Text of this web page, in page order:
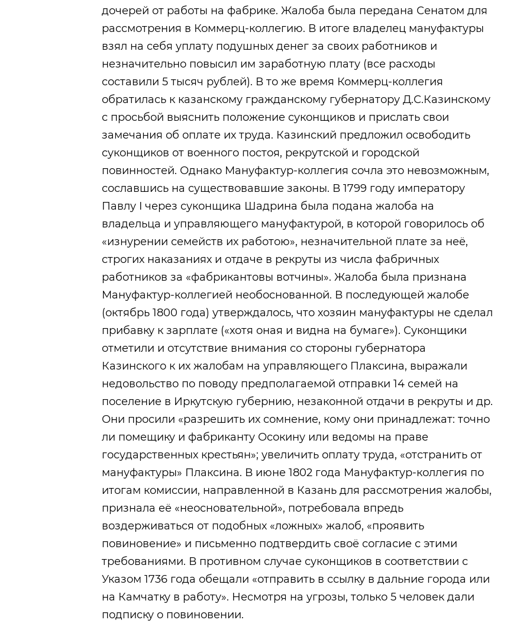
дочерей от работы на фабрике. Жалоба была передана Сенатом для
рассмотрения в Коммерц-коллегию. В итоге владелец мануфактуры
взял на себя уплату подушных денег за своих работников и
незначительно повысил им заработную плату (все расходы
составили 5 тысяч рублей). В то же время Коммерц-коллегия
обратилась к казанскому гражданскому губернатору Д.С.Казинскому
с просьбой выяснить положение суконщиков и прислать свои
замечания об оплате их труда. Казинский предложил освободить
суконщиков от военного постоя, рекрутской и городской
повинностей. Однако Мануфактур-коллегия сочла это невозможным,
сославшись на существовавшие законы. В 1799 году императору
Павлу I через суконщика Шадрина была подана жалоба на
владельца и управляющего мануфактурой, в которой говорилось об
«изнурении семейств их работою», незначительной плате за неё,
строгих наказаниях и отдаче в рекруты из числа фабричных
работников за «фабрикантовы вотчины». Жалоба была признана
Мануфактур-коллегией необоснованной. В последующей жалобе
(октябрь 1800 года) утверждалось, что хозяин мануфактуры не сделал
прибавку к зарплате («хотя оная и видна на бумаге»). Суконщики
отметили и отсутствие внимания со стороны губернатора
Казинского к их жалобам на управляющего Плаксина, выражали
недовольство по поводу предполагаемой отправки 14 семей на
поселение в Иркутскую губернию, незаконной отдачи в рекруты и др.
Они просили «разрешить их сомнение, кому они принадлежат: точно
ли помещику и фабриканту Осокину или ведомы на праве
государственных крестьян»; увеличить оплату труда, «отстранить от
мануфактуры» Плаксина. В июне 1802 года Мануфактур-коллегия по
итогам комиссии, направленной в Казань для рассмотрения жалобы,
признала её «неосновательной», потребовала впредь
воздерживаться от подобных «ложных» жалоб, «проявить
повиновение» и письменно подтвердить своё согласие с этими
требованиями. В противном случае суконщиков в соответствии с
Указом 1736 года обещали «отправить в ссылку в дальние города или
на Камчатку в работу». Несмотря на угрозы, только 5 человек дали
подписку о повиновении.